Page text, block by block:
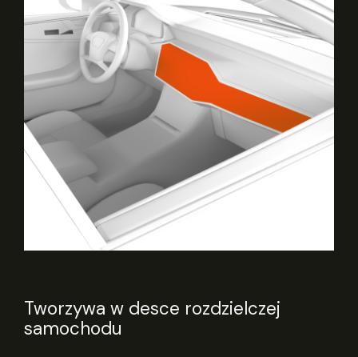
Tworzywa w desce rozdzielczej
samochodu